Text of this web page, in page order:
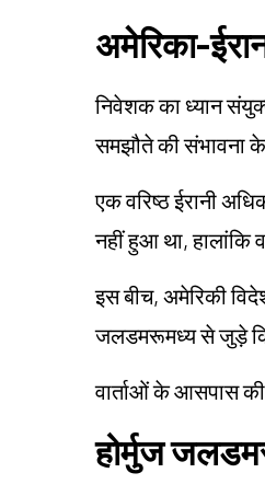
अमेरिका-
निवेशक का ध्यान
समझौते की संभावना के
एक वरिष्ठ ईरानी
नहीं हुआ था, हालांकि
इस बीच, अमेरिकी
जलडमरूमध्य से जुड़े
वार्ताओं के आसपास की
होर्मुज